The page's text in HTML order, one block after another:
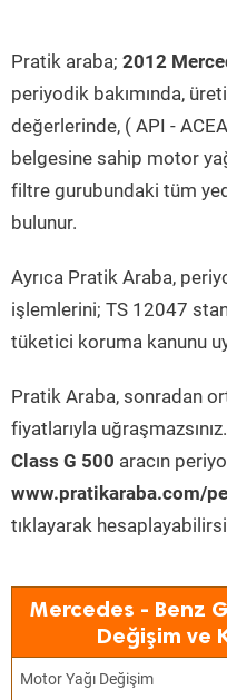
Pratik araba; 2012
periyodik bakımında,
değerlerinde, ( API -
belgesine sahip motor
filtre gurubundaki tüm
bulunur.
Ayrıca Pratik Araba,
işlemlerini; TS 12047
tüketici koruma kanunu
Pratik Araba, sonradan
fiyatlarıyla uğraşmazsınız.
Class G 500 aracın
www.pratikaraba.com/
tıklayarak
Mercedes - Benz
Değişim ve
Motor Yağı Değişim